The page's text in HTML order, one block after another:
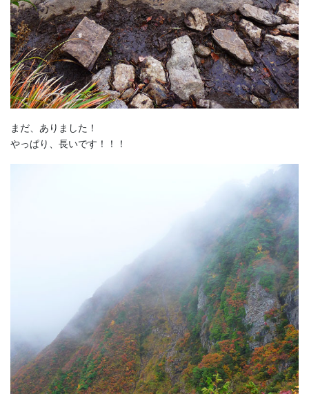
まだ、ありました！
やっぱり、長いです！！！